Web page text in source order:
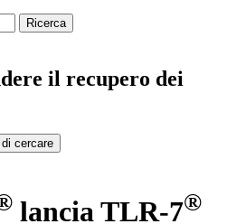
il recupero dei
cercare
lancia TLR-7®